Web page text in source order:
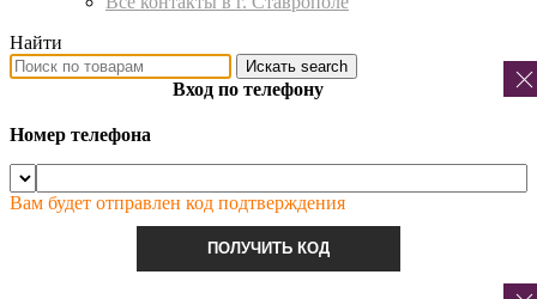
Найти
Искать search
Вход по телефону
Номер телефона
Вам будет отправлен код подтверждения
ПОЛУЧИТЬ КОД